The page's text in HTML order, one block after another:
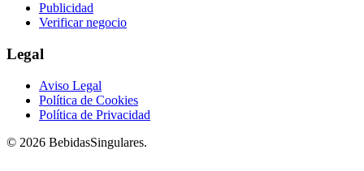
Publicidad
Verificar negocio
Legal
Aviso Legal
Política de Cookies
Política de Privacidad
© 2026 BebidasSingulares.